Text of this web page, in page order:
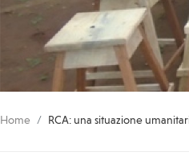
Home RCA: una situazione